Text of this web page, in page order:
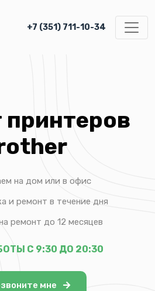
+7 (351) 711-10-34
принтеров
на дом или в офис
и ремонт в течение дня
ремонт до 12 месяцев
С 9:30 ДО 20:30
мне